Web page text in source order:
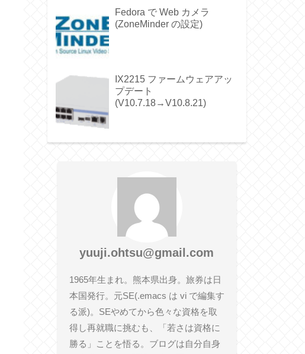
Fedora で Web カメラ
(ZoneMinder の設定)
IX2215 ファームウェアアッ
プデート
(V10.7.18→V10.8.21)
yuuji.ohtsu@gmail.com
1965年生まれ。熊本県出身。旅券は日
本国発行。元SE(.emacs は vi で編集す
る派)。SEやめてから色々な資格を取
得し再就職に挑むも、「若さは資格に
勝る」ことを悟る。ブログは自分自身